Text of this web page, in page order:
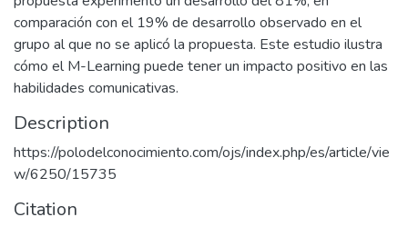
comparación con el 19% de desarrollo observado en el
grupo al que no se aplicó la propuesta. Este estudio ilustra
cómo el M-Learning puede tener un impacto positivo en las
habilidades comunicativas.
Description
https://polodelconocimiento.com/ojs/index.php/es/article/vie
w/6250/15735
Citation